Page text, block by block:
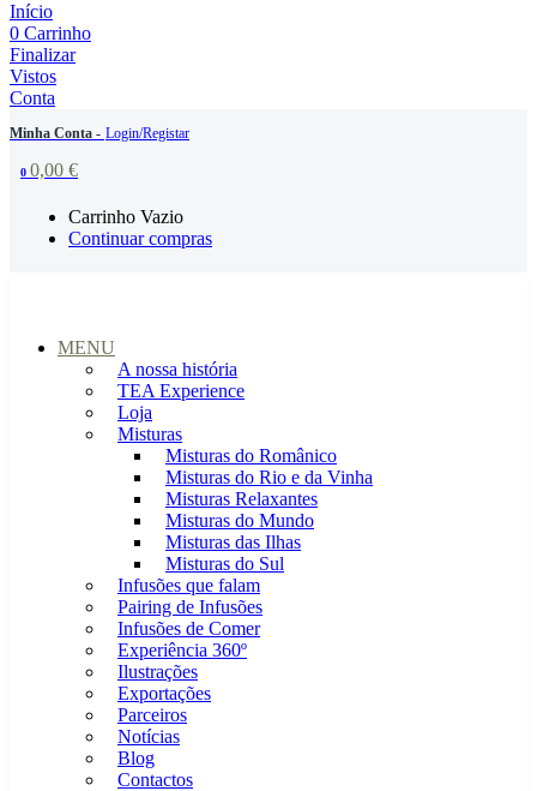
Início
0 Carrinho
Finalizar
Vistos
Conta
Minha Conta - Login/Registar
0 0,00 €
Carrinho Vazio
Continuar compras
MENU
A nossa história
TEA Experience
Loja
Misturas
Misturas do Românico
Misturas do Rio e da Vinha
Misturas Relaxantes
Misturas do Mundo
Misturas das Ilhas
Misturas do Sul
Infusões que falam
Pairing de Infusões
Infusões de Comer
Experiência 360º
Ilustrações
Exportações
Parceiros
Notícias
Blog
Contactos